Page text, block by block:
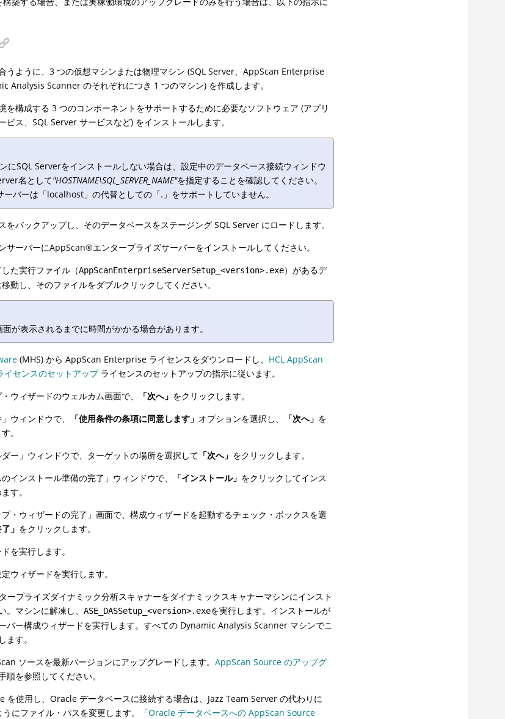
うように、3 つの仮想マシンまたは物理マシン (SQL Server、AppScan Enterprise
Analysis Scanner のそれぞれにつき 1 つのマシン) を作成します。
を構成する 3 つのコンポーネントをサポートするために必要なソフトウェア (アプリ
ビス、SQL Server サービスなど) をインストールします。
にSQL Serverをインストールしない場合は、設定中のデータベース接続ウィンドウ
名として"HOSTNAME\SQL_SERVER_NAME"を指定することを確認してください。
バーは「localhost」の代替としての「.」をサポートしていません。
をバックアップし、そのデータベースをステージング SQL Server にロードします。
サーバーにAppScan®エンタープライズサーバーをインストールしてください。
た実行ファイル（AppScanEnterpriseServerSetup_<version>.exe）があるデ
動し、そのファイルをダブルクリックしてください。
面が表示されるまでに時間がかかる場合があります。
(MHS) から AppScan Enterprise ライセンスをダウンロードし、 HCL AppScan
センスのセットアップライセンスのセットアップの指示に従います。
ウィザードのウェルカム画面で、
「次へ」 をクリックします。
ウィンドウで、
「使用条件の条項に同意します」 オプションを選択し、 「次へ」 を
。
ダー」ウィンドウで、ターゲットの場所を選択して 「次へ」 をクリックします。
のインストール準備の完了」ウィンドウで、
「インストール」 をクリックしてインス
す。
プ・ウィザードの完了」画面で、構成ウィザードを起動するチェック・ボックスを選
了」 をクリックします。
を実行します。
ウィザードを実行します。
ープライズダイナミック分析スキャナーをダイナミックスキャナーマシンにインスト
。マシンに解凍し、ASE_DASSetup_<version>.exeを実行します。インストールが
バー構成ウィザードを実行します。すべての Dynamic Analysis Scanner マシンでこ
ます。
ソースを最新バージョンにアップグレードします。AppScan Source のアップグ
順を参照してください。
を使用し、Oracle データベースに接続する場合は、Jazz Team Server の代わりに
にファイル・パスを変更します。「Oracle データベースへの AppScan Source